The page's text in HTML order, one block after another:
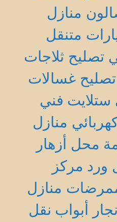
منازل
متنقل
تصليح ثلاجات
غسالات
ستلايت فني
منازل
محل أزهار
ورد مركز
منازل
نجار أبواب نقل